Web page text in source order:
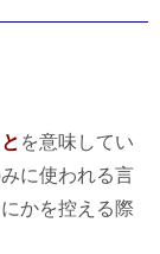
を意味してい
に使われる言
かを控える際